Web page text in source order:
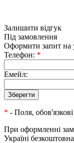
Залишити відгук
Під замовлення
Оформити запит на
Телефон: *
Емейл:
* - Поля,
При оформленні
Україні